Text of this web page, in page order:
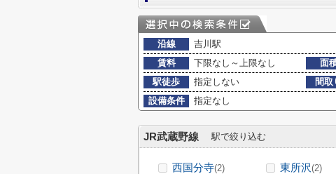
沿線
吉川駅
賃料
下限なし～上限なし 面
駅徒歩
指定しない 間取
設備条件
指定なし
JR武蔵野線 駅で絞り込む
西国分寺(2) 東所沢(2)